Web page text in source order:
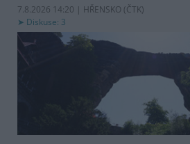
7.8.2026 14:20 | HŘENSKO (ČTK)
Diskuse: 3